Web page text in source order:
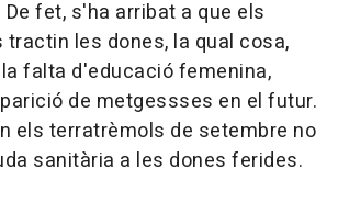
fet, s'ha arribat a que els
les dones, la qual cosa,
falta d'educació femenina,
de metgessses en el futur.
els terratrèmols de setembre no
sanitària a les dones ferides.